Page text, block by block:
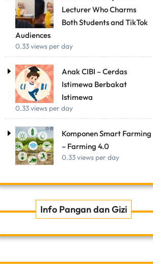
Lecturer Who Charms
Both Students and TikTok
Audiences
0.33 views per day
Anak CIBI – Cerdas
Istimewa Berbakat
Istimewa
0.33 views per day
Komponen Smart Farming
– Farming 4.0
0.33 views per day
Info Pangan dan Gizi